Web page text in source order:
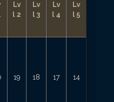
Lv
l 2
Lv
l 3
Lv
l 4
Lv
l 5
19 18 17 14